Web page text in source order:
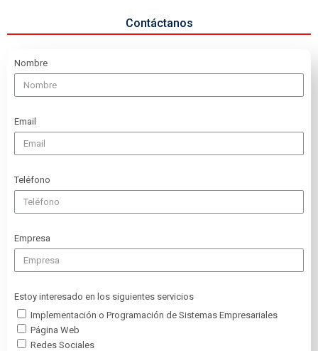
Contáctanos
Nombre
Email
Teléfono
Empresa
Estoy interesado en los siguientes servicios
Implementación o Programación de Sistemas Empresariales
Página Web
Redes Sociales